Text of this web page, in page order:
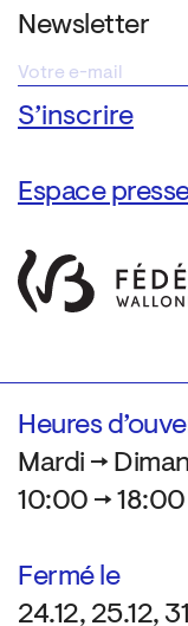
Newsletter
Espace
Heures
Mardi →
10:00 → 18:00
Fermé le
24.12, 25.12,